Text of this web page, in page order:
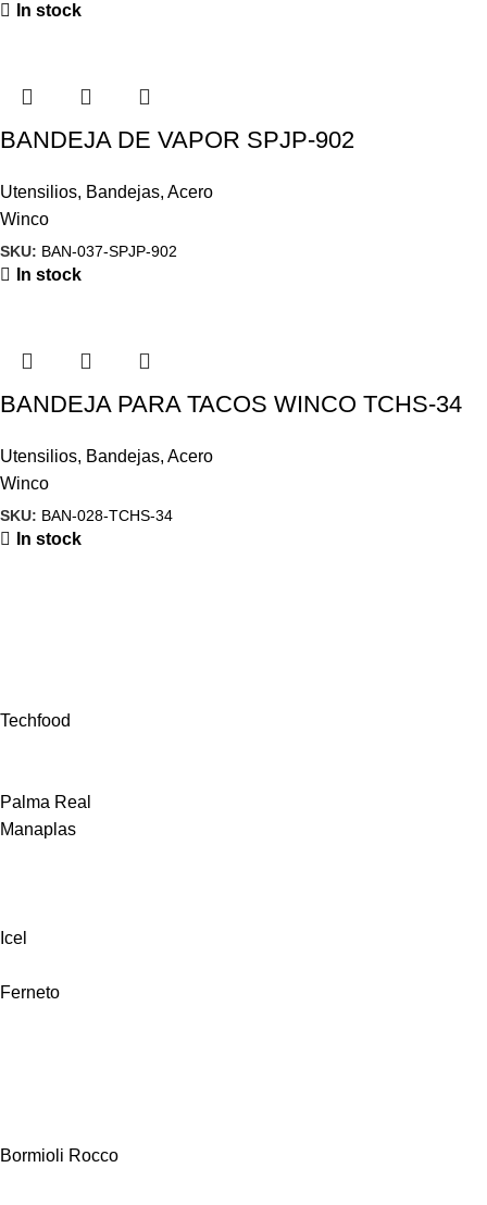
In stock
BANDEJA DE VAPOR SPJP-902
Utensilios, Bandejas, Acero
Winco
SKU: BAN-037-SPJP-902
In stock
BANDEJA PARA TACOS WINCO TCHS-34
Utensilios, Bandejas, Acero
Winco
SKU: BAN-028-TCHS-34
In stock
Techfood
Palma Real
Manaplas
Icel
Ferneto
Bormioli Rocco